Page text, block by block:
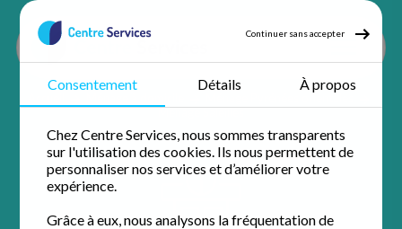
Continuer sans accepter
Consentement Détails À propos
Chez Centre Services, nous sommes transparents
sur l'utilisation des cookies. Ils nous permettent de
personnaliser nos services et d’améliorer votre
expérience.
Grâce à eux, nous analysons la fréquentation de
Ménage Saleilles